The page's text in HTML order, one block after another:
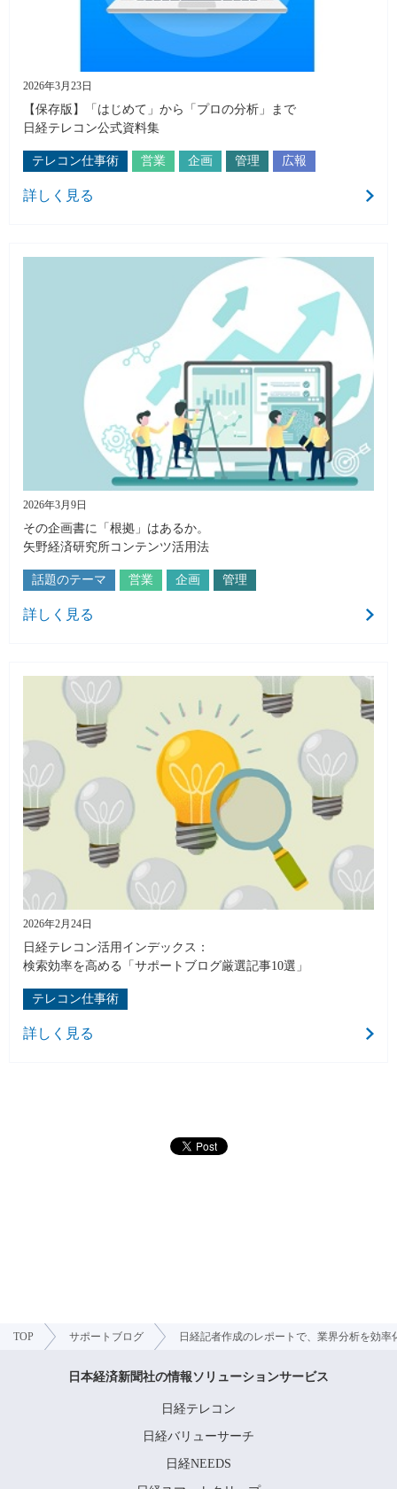
2026年3月23日
【保存版】「はじめて」から「プロの分析」まで
日経テレコン公式資料集
テレコン仕事術 営業 企画 管理 広報
詳しく見る
2026年3月9日
その企画書に「根拠」はあるか。
矢野経済研究所コンテンツ活用法
話題のテーマ 営業 企画 管理
詳しく見る
2026年2月24日
日経テレコン活用インデックス：
検索効率を高める「サポートブログ厳選記事10選」
テレコン仕事術
詳しく見る
TOP サポートブログ 日経記者作成のレポートで、業界分析を効率
日本経済新聞社の情報ソリューションサービス
日経テレコン
日経バリューサーチ
日経NEEDS